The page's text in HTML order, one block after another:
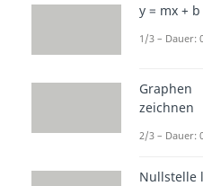
y = mx + b
1/3 – Dauer:
Graphen
zeichnen
2/3 – Dauer:
Nullstelle